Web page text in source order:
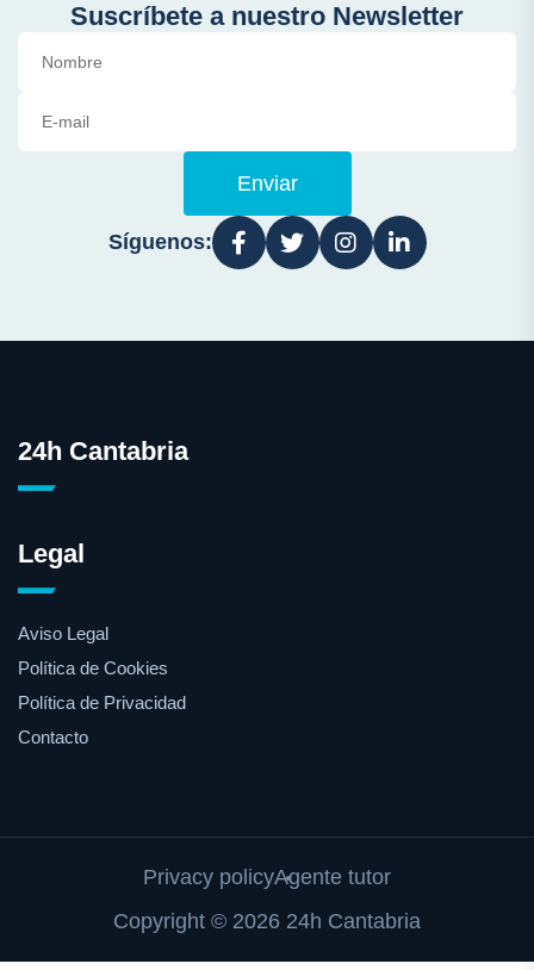
Suscríbete a nuestro Newsletter
Enviar
Síguenos:
24h Cantabria
Legal
Aviso Legal
Política de Cookies
Política de Privacidad
Contacto
Privacy policyAgente tutor
Copyright © 2026 24h Cantabria